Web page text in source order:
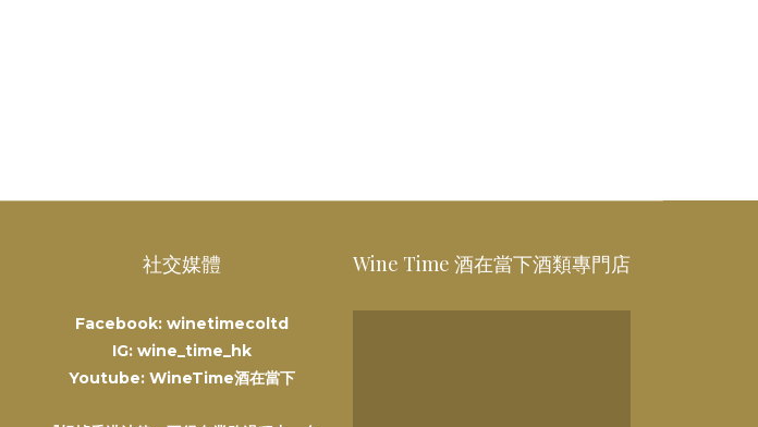
社交媒體
Facebook: winetimecoltd
IG: wine_time_hk
Youtube: WineTime酒在當下
Wine Time 酒在當下酒類專門店